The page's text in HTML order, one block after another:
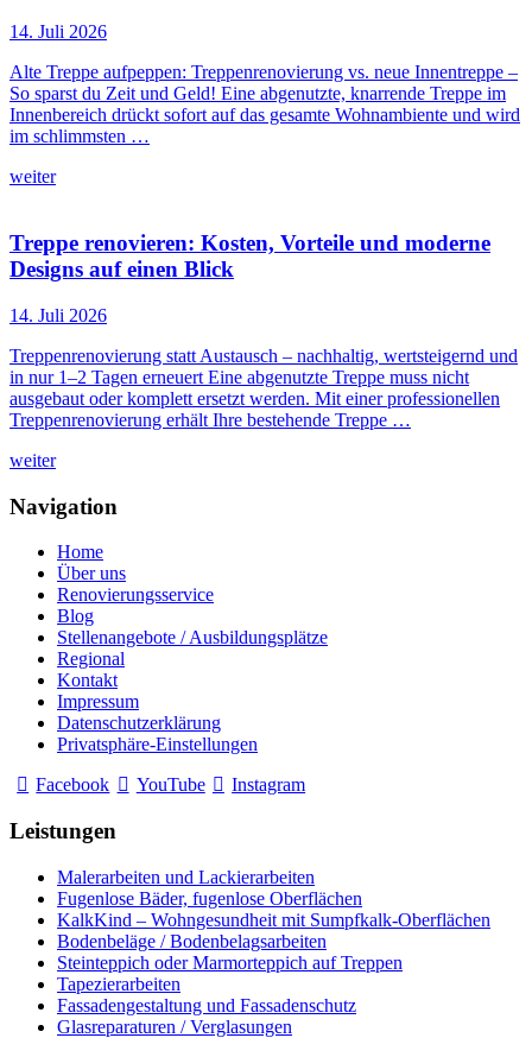
14. Juli 2026
Alte Treppe aufpeppen: Treppenrenovierung vs. neue Innentreppe –
So sparst du Zeit und Geld! Eine abgenutzte, knarrende Treppe im
Innenbereich drückt sofort auf das gesamte Wohnambiente und wird
im schlimmsten …
weiter
Treppe renovieren: Kosten, Vorteile und moderne
Designs auf einen Blick
14. Juli 2026
Treppenrenovierung statt Austausch – nachhaltig, wertsteigernd und
in nur 1–2 Tagen erneuert Eine abgenutzte Treppe muss nicht
ausgebaut oder komplett ersetzt werden. Mit einer professionellen
Treppenrenovierung erhält Ihre bestehende Treppe …
weiter
Navigation
Home
Über uns
Renovierungsservice
Blog
Stellenangebote / Ausbildungsplätze
Regional
Kontakt
Impressum
Datenschutzerklärung
Privatsphäre-Einstellungen
Facebook
YouTube Instagram
Leistungen
Malerarbeiten und Lackierarbeiten
Fugenlose Bäder, fugenlose Oberflächen
KalkKind – Wohngesundheit mit Sumpfkalk-Oberflächen
Bodenbeläge / Bodenbelagsarbeiten
Steinteppich oder Marmorteppich auf Treppen
Tapezierarbeiten
Fassadengestaltung und Fassadenschutz
Glasreparaturen / Verglasungen